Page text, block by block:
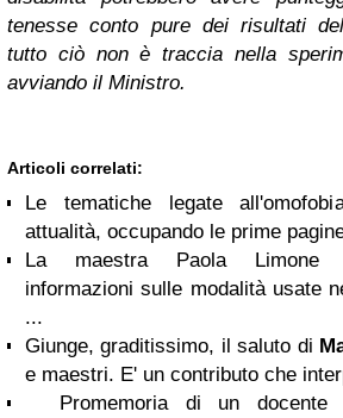
tenesse conto pure dei risultati
tutto ciò non è traccia nella
avviando il Ministro.
Articoli correlati:
Le tematiche legate
attualità, occupando le prime
La maestra Paola Limone
informazioni sulle modalità usate
...
Giunge, graditissimo, il saluto di
e maestri. E' un contributo che
Promemoria di un docente